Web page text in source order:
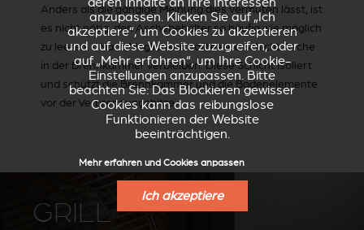
Anders als die gängige Meinung dies vermuten lässt, ist
es nicht nötig, den Aschebehälter so häufig wie möglich
zu leeren. Nach Möglichkeit sollte eine Schicht Asche
in der Brennkammer verbleiben. Diese Schicht isoliert
und schützt die Brennkammer und die Bodenelemente
vor der Verbrennungshitze.
GRILL
anzupassen. Klicken Sie auf „Ich
akzeptiere“, um Cookies zu akzeptieren
und auf diese Website zuzugreifen, oder
auf „Mehr erfahren“, um Ihre Cookie-
Einstellungen anzupassen. Bitte
beachten Sie: Das Blockieren gewisser
Cookies kann das reibungslose
Funktionieren der Website
beeinträchtigen.
Mehr erfahren und Cookies anpassen
Ich akzeptiere